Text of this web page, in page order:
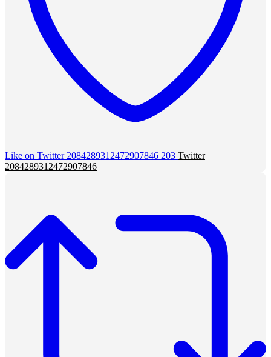
Like on Twitter 2084289312472907846 203 Twitter
2084289312472907846